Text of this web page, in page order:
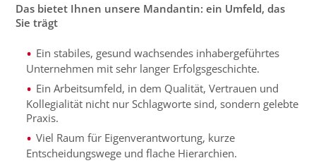
Das bietet Ihnen unsere Mandantin: ein Umfeld, das
Sie trägt
Ein stabiles, gesund wachsendes inhabergeführtes
Unternehmen mitsehr langer Erfolgsgeschichte.
Ein Arbeitsumfeld, in dem Qualität, Vertrauen und
Kollegialität nicht nur Schlagworte sind, sondern gelebte
Praxis.
Viel Raum für Eigenverantwortung, kurze
Entscheidungswege und flache Hierarchien.